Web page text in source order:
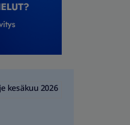
kesäkuu 2026